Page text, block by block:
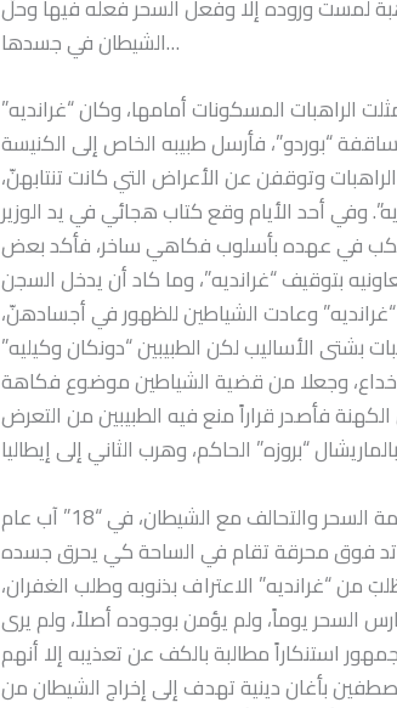
لمست وروده إلا وفعل السحر فعله فيها وحلّ
الشيطان في جسدها…
الراهبات المسكونات أمامها، وكان “غرانديه”
“بوردو”، فأرسل طبيبه الخاص إلى الكنيسة
وتوقفن عن الأعراض التي كانت تنتابهنّ،
وفي أحد الأيام وقع كتاب هجائي في يد الوزير
في عهده بأسلوب فكاهي ساخر، فأكد بعض
بتوقيف “غرانديه”، وما كاد أن يدخل السجن
وعادت الشياطين للظهور في أجسادهنّ،
بشتى الأساليب لكن الطبيبين “دونكان وكيليه”
وجعلا من قضية الشياطين موضوع فكاهة
فأصدر قراراً منع فيه الطبيبين من التعرض
طلب رئيس الكهنة من “ريشيليو” أن يحاكم “غرانديه” بتهمة السحر والتحالف مع الشيطان، في “18” آب عام
وتد فوق محرقة تقام في الساحة كي يحرق جسده
من “غرانديه” الاعتراف بذنوبه وطلب الغفران،
السحر يوماً، ولم يؤمن بوجوده أصلاً، ولم يرى
استنكاراً مطالبة بالكف عن تعذيبه إلا أنهم
بأغان دينية تهدف إلى إخراج الشيطان من